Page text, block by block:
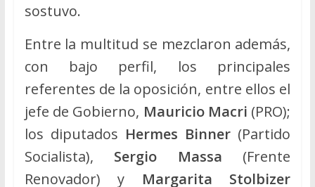
sostuvo.
Entre la multitud se mezclaron además,
con bajo perfil, los principales
referentes de la oposición, entre ellos el
jefe de Gobierno, Mauricio Macri (PRO);
los diputados Hermes Binner (Partido
Socialista), Sergio Massa (Frente
Renovador) y Margarita Stolbizer